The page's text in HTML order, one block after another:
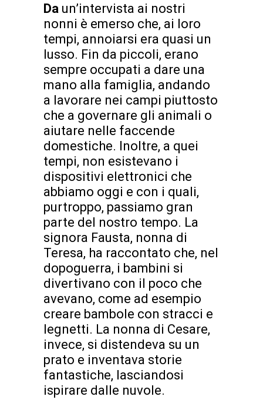
Da un’intervista ai nostri
nonni è emerso che, ai loro
tempi, annoiarsi era quasi un
lusso. Fin da piccoli, erano
sempre occupati a dare una
mano alla famiglia, andando
a lavorare nei campi piuttosto
che a governare gli animali o
aiutare nelle faccende
domestiche. Inoltre, a quei
tempi, non esistevano i
dispositivi elettronici che
abbiamo oggi e con i quali,
purtroppo, passiamo gran
parte del nostro tempo. La
signora Fausta, nonna di
Teresa, ha raccontato che, nel
dopoguerra, i bambini si
divertivano con il poco che
avevano, come ad esempio
creare bambole con stracci e
legnetti. La nonna di Cesare,
invece, si distendeva su un
prato e inventava storie
fantastiche, lasciandosi
ispirare dalle nuvole.